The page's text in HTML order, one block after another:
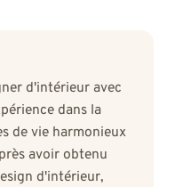
d'intérieur avec
dans la
de vie harmonieux
avoir obtenu
d'intérieur,